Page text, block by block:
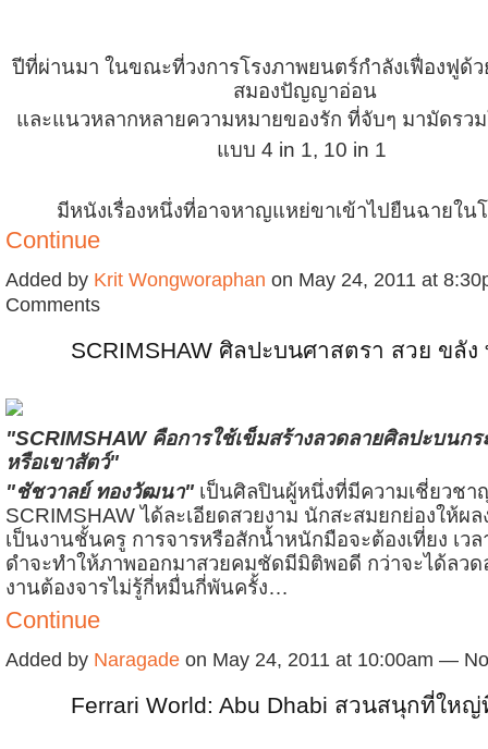
ปีที่ผ่านมา ในขณะที่วงการโรงภาพยนตร์กำลังเฟื่องฟูด้ว
สมองปัญญาอ่อน
และแนวหลากหลายความหมายของรัก ที่จับๆ มามัดรวม
แบบ 4 in 1, 10 in 1
มีหนังเรื่องหนึ่งที่อาจหาญแหย่ขาเข้าไปยืนฉายใน
Continue
Added by Krit Wongworaphan on May 24, 2011 at
Comments
SCRIMSHAW ศิลปะบนศาสตรา สวย ขลัง
"SCRIMSHAW คือการใช้เข็มสร้างลวดลายศิลปะบนกร
หรือเขาสัตว์"
"ชัชวาลย์ ทองวัฒนา" เป็นศิลปินผู้หนึ่งที่มีความเชี่ยวชา
SCRIMSHAW ได้ละเอียดสวยงาม นักสะสมยกย่องให้ผ
เป็นงานชั้นครู การจารหรือสักน้ำหนักมือจะต้องเที่ยง เว
ดำจะทำให้ภาพออกมาสวยคมชัดมีมิติพอดี กว่าจะได้ลว
งานต้องจารไม่รู้กี่หมื่นกี่พันครั้ง…
Continue
Added by Naragade on May 24, 2011 at 10:00am —
Ferrari World: Abu Dhabi สวนสนุกที่ให